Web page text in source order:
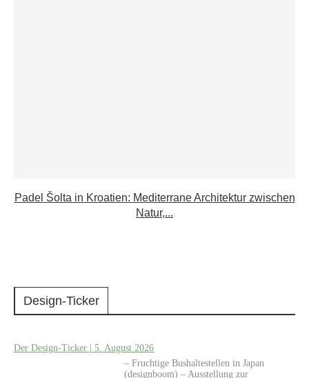
Padel Šolta in Kroatien: Mediterrane Architektur zwischen
Natur,...
Design-Ticker
Der Design-Ticker | 5. August 2026
– Fruchtige Bushaltestellen in Japan
(designboom) – Ausstellung zur